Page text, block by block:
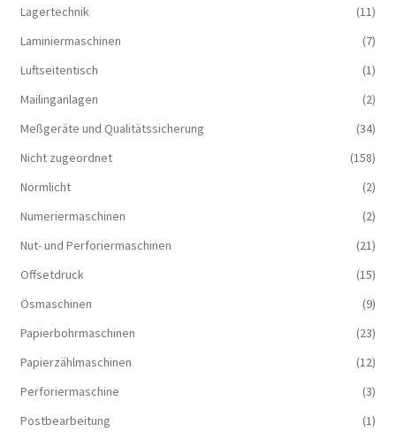
Lagertechnik
(11)
Laminiermaschinen
(7)
Luftseitentisch
(1)
Mailinganlagen
(2)
Meßgeräte und Qualitätssicherung
(34)
Nicht zugeordnet
(158)
Normlicht
(2)
Numeriermaschinen
(2)
Nut- und Perforiermaschinen
(21)
Offsetdruck
(15)
Ösmaschinen
(9)
Papierbohrmaschinen
(23)
Papierzählmaschinen
(12)
Perforiermaschine
(3)
Postbearbeitung
(1)